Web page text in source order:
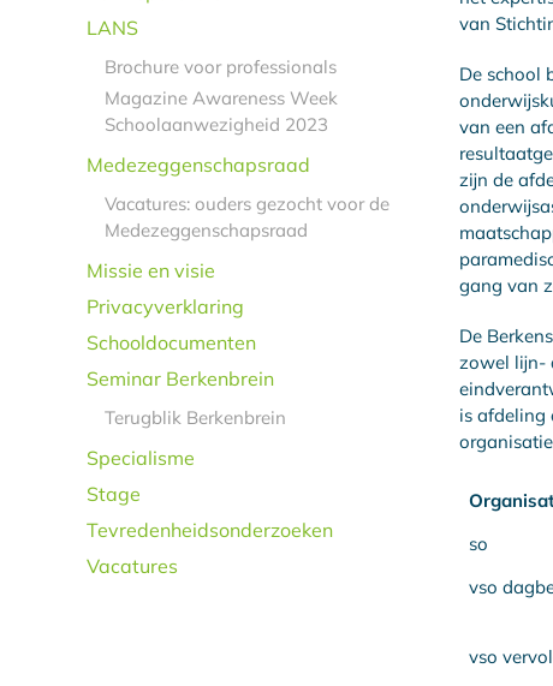
LANS
Brochure voor professionals
Magazine Awareness Week
Schoolaanwezigheid 2023
Medezeggenschapsraad
Vacatures: ouders gezocht voor de
Medezeggenschapsraad
Missie en visie
Privacyverklaring
Schooldocumenten
Seminar Berkenbrein
Terugblik Berkenbrein
Specialisme
Stage
Tevredenheidsonderzoeken
Vacatures
van
De school
van een
zijn de
gang van
De
zowel lijn-
is afdeling
so
vso
vso